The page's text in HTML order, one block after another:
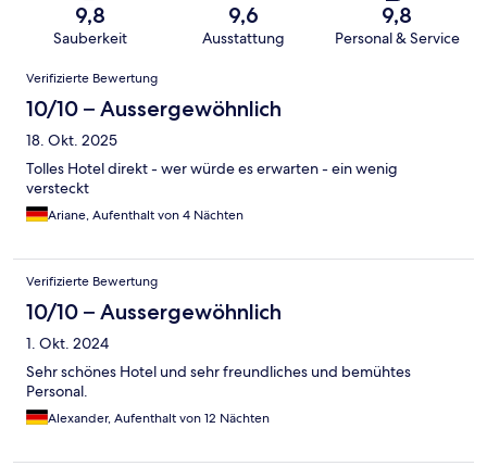
9,8
Sauberkeit
9,6
Ausstattung
9,8
Personal & Service
Bewertungen
Verifizierte Bewertung
10/10 – Aussergewöhnlich
18. Okt. 2025
Tolles Hotel direkt - wer würde es erwarten - ein wenig
versteckt
Ariane, Aufenthalt von 4 Nächten
Verifizierte Bewertung
10/10 – Aussergewöhnlich
1. Okt. 2024
Sehr schönes Hotel und sehr freundliches und bemühtes
Personal.
Alexander, Aufenthalt von 12 Nächten